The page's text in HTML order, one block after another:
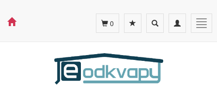
Toggle
navigation
Toggle
search
0